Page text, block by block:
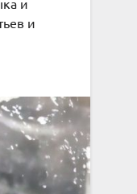
и
и